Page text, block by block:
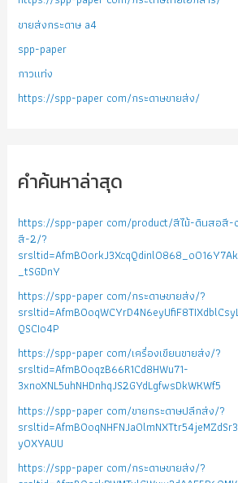
ขายส่งกระดาษ a4
spp-paper
กาวแท่ง
https://spp-paper com/กระดาษขายส่ง/
คำค้นหาล่าสุด
https://spp-paper com/product/สีไม้-ดินสอสี
สี-2/?
_tSGDnY
https://spp-paper com/กระดาษขายส่ง/?
QSCIo4P
https://spp-paper com/เครื่องเขียนขายส่ง/?
srsltid=AfmBOoqzB66R1Cd8HWu71-
3xnoXNL5uhNHDnhqJS2GYdLgfwsDkWKWf5
https://spp-paper com/ขายกระดาษปลีกส่ง/?
yOXYAUU
https://spp-paper com/กระดาษขายส่ง/?